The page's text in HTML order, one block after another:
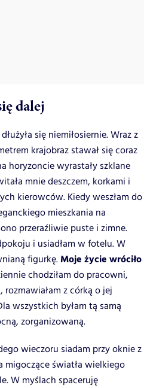
dalej
się niemiłosiernie. Wraz z
krajobraz stawał się coraz
horyzoncie wyrastały szklane
mnie deszczem, korkami i
kierowców. Kiedy weszłam do
mieszkania na
przeraźliwie puste i zimne.
i usiadłam w fotelu. W
figurkę.Moje życie wróciło
chodziłam do pracowni,
rozmawiałam z córką o jej
wszystkich byłam tą samą
zorganizowaną.
wieczoru siadam przy oknie z
migoczące światła wielkiego
W myślach spaceruję